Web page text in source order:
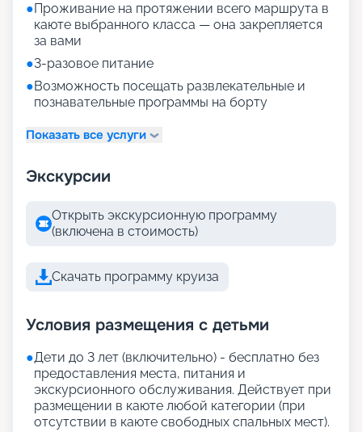
●Проживание на протяжении всего маршрута в
каюте выбранного класса — она закрепляется
за вами
●3-разовое питание
●Возможность посещать развлекательные и
познавательные программы на борту
Показать все услуги
Экскурсии
Открыть экскурсионную программу
(включена в стоимость)
Скачать программу круиза
Условия размещения с детьми
●Дети до 3 лет (включительно) - бесплатно без
предоставления места, питания и
экскурсионного обслуживания. Действует при
размещении в каюте любой категории (при
отсутствии в каюте свободных спальных мест).